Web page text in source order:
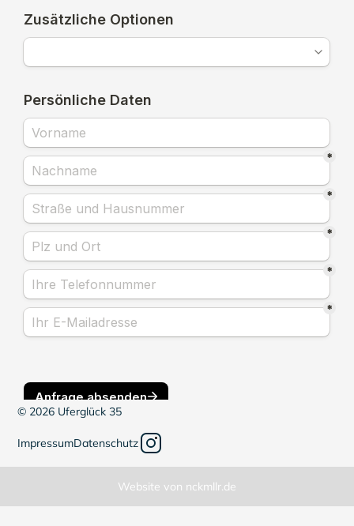
© 2026 Uferglück 35
ImpressumDatenschutz
Website von nckmllr.de